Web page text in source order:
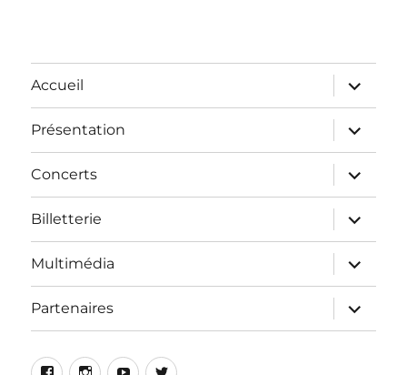
Accueil
Présentation
Concerts
Billetterie
Multimédia
Partenaires